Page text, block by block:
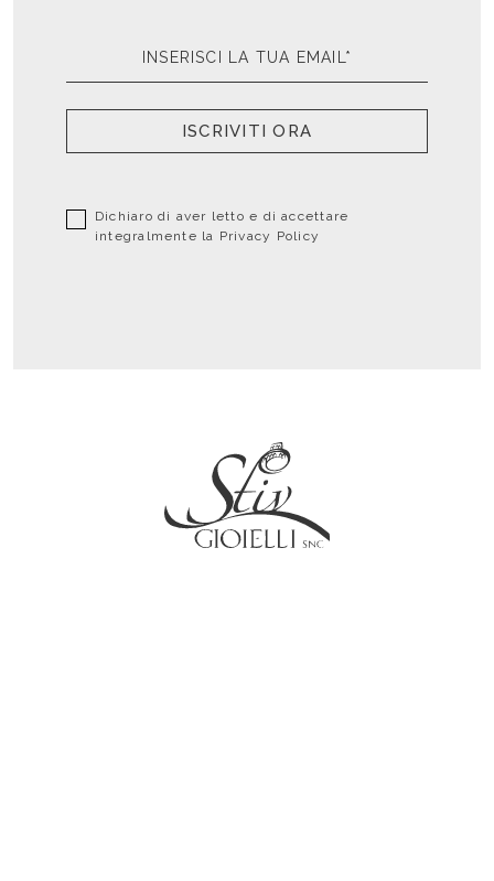
ISCRIVITI ORA
Dichiaro di aver letto e di accettare
integralmente la Privacy Policy